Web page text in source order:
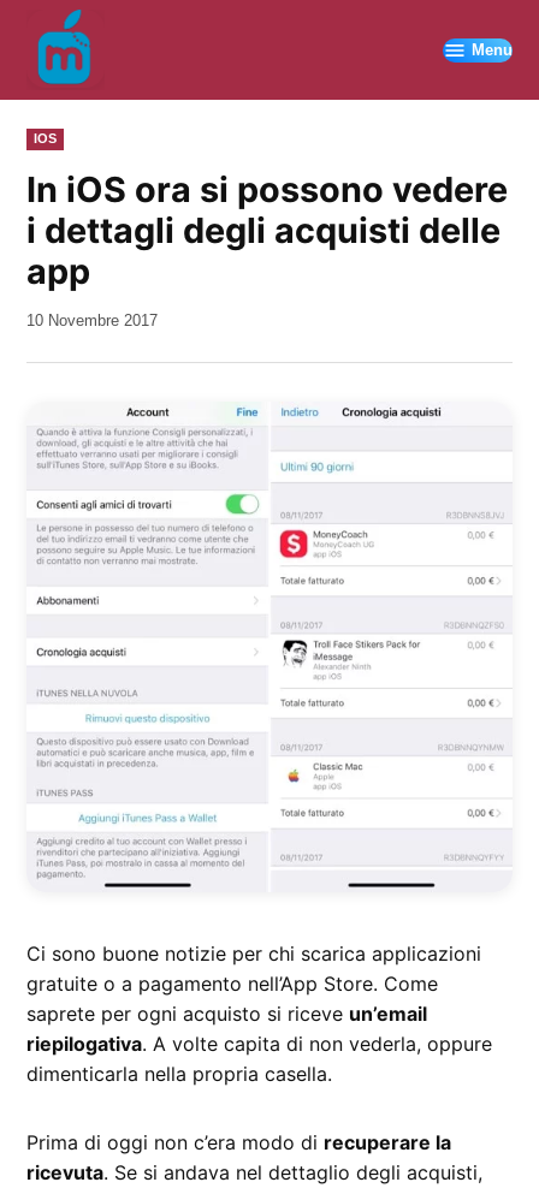
contenuto
Menu
PUBBLICATO
IN
IOS
In iOS ora si possono vedere
i dettagli degli acquisti delle
app
da
10 Novembre 2017
Ci sono buone notizie per chi scarica applicazioni
gratuite o a pagamento nell’App Store. Come
saprete per ogni acquisto si riceve un’email
riepilogativa. A volte capita di non vederla, oppure
dimenticarla nella propria casella.
Prima di oggi non c’era modo di recuperare la
ricevuta. Se si andava nel dettaglio degli acquisti,